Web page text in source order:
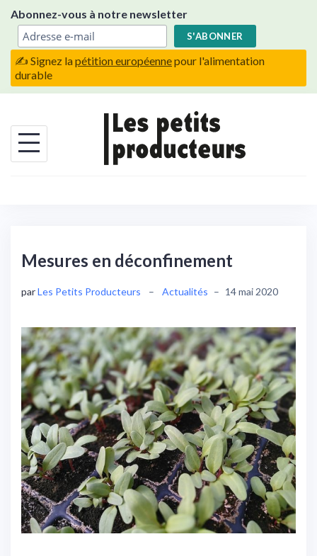
content
Abonnez-vous à notre newsletter
✍️ Signez lapétition européennepour l'alimentation
durable
Mesures en déconfinement
parLes Petits Producteurs – Actualités – 14 mai 2020